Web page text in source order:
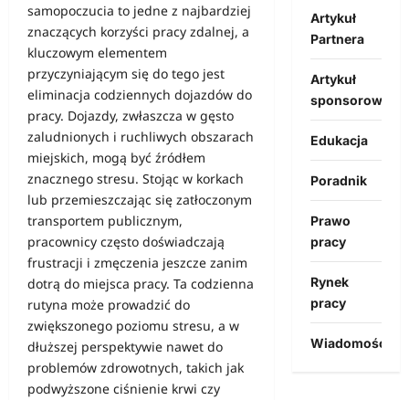
samopoczucia to jedne z najbardziej
znaczących korzyści pracy zdalnej, a
kluczowym elementem
przyczyniającym się do tego jest
eliminacja codziennych dojazdów do
pracy. Dojazdy, zwłaszcza w gęsto
zaludnionych i ruchliwych obszarach
miejskich, mogą być źródłem
znacznego stresu. Stojąc w korkach
lub przemieszczając się zatłoczonym
transportem publicznym,
pracownicy często doświadczają
frustracji i zmęczenia jeszcze zanim
dotrą do miejsca pracy. Ta codzienna
rutyna może prowadzić do
zwiększonego poziomu stresu, a w
dłuższej perspektywie nawet do
problemów zdrowotnych, takich jak
podwyższone ciśnienie krwi czy
Artykuł
Partnera
Artykuł
sponsorowany
Edukacja
Poradnik
Prawo
pracy
Rynek
pracy
Wiadomości